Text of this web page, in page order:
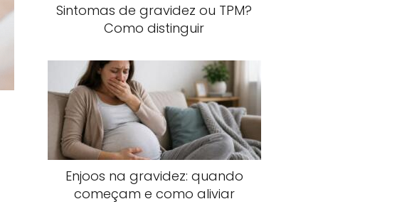
Sintomas de gravidez ou TPM?
Como distinguir
Enjoos na gravidez: quando
começam e como aliviar